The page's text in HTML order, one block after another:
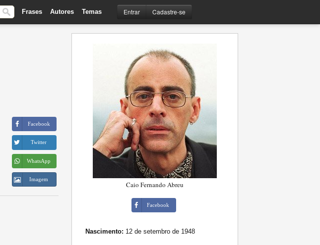
Frases Autores Temas Entrar Cadastre-se
Facebook
Twitter
WhatsApp
Imagem
Caio Fernando Abreu
Facebook
Nascimento: 12 de setembro de 1948